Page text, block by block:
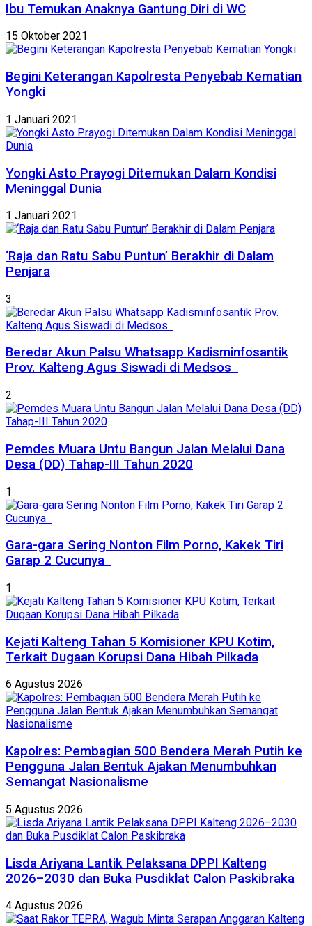
Ibu Temukan Anaknya Gantung Diri di WC
15 Oktober 2021
Begini Keterangan Kapolresta Penyebab Kematian
Yongki
1 Januari 2021
Yongki Asto Prayogi Ditemukan Dalam Kondisi
Meninggal Dunia
1 Januari 2021
‘Raja dan Ratu Sabu Puntun’ Berakhir di Dalam
Penjara
3
Beredar Akun Palsu Whatsapp Kadisminfosantik
Prov. Kalteng Agus Siswadi di Medsos
2
Pemdes Muara Untu Bangun Jalan Melalui Dana
Desa (DD) Tahap-III Tahun 2020
1
Gara-gara Sering Nonton Film Porno, Kakek Tiri
Garap 2 Cucunya
1
Kejati Kalteng Tahan 5 Komisioner KPU Kotim,
Terkait Dugaan Korupsi Dana Hibah Pilkada
6 Agustus 2026
Kapolres: Pembagian 500 Bendera Merah Putih ke
Pengguna Jalan Bentuk Ajakan Menumbuhkan
Semangat Nasionalisme
5 Agustus 2026
Lisda Ariyana Lantik Pelaksana DPPI Kalteng
2026–2030 dan Buka Pusdiklat Calon Paskibraka
4 Agustus 2026